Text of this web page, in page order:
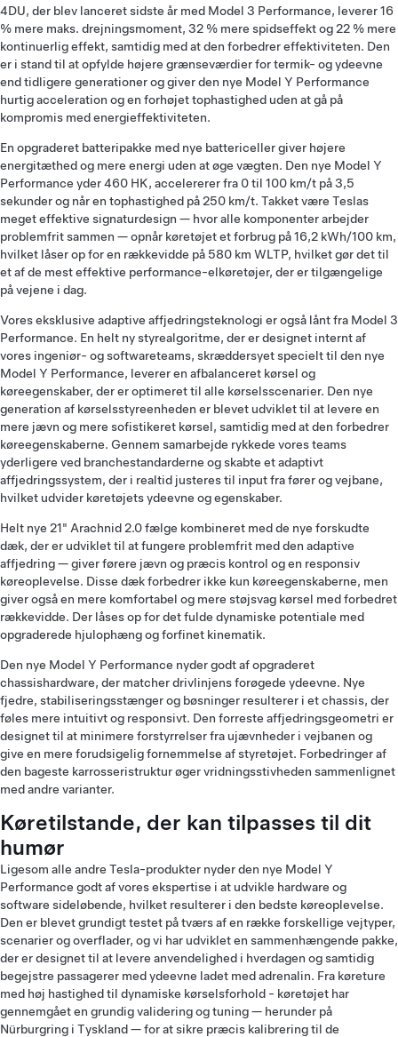
4DU, der blev lanceret sidste år med Model 3 Performance, leverer 16
% mere maks. drejningsmoment, 32 % mere spidseffekt og 22 % mere
kontinuerlig effekt, samtidig med at den forbedrer effektiviteten. Den
er i stand til at opfylde højere grænseværdier for termik- og ydeevne
end tidligere generationer og giver den nye Model Y Performance
hurtig acceleration og en forhøjet tophastighed uden at gå på
kompromis med energieffektiviteten.
En opgraderet batteripakke med nye battericeller giver højere
energitæthed og mere energi uden at øge vægten. Den nye Model Y
Performance yder 460 HK, accelererer fra 0 til 100 km/t på 3,5
sekunder og når en tophastighed på 250 km/t. Takket være Teslas
meget effektive signaturdesign — hvor alle komponenter arbejder
problemfrit sammen — opnår køretøjet et forbrug på 16,2 kWh/100 km,
hvilket låser op for en rækkevidde på 580 km WLTP, hvilket gør det til
et af de mest effektive performance-elkøretøjer, der er tilgængelige
på vejene i dag.
Vores eksklusive adaptive affjedringsteknologi er også lånt fra Model 3
Performance. En helt ny styrealgoritme, der er designet internt af
vores ingeniør- og softwareteams, skræddersyet specielt til den nye
Model Y Performance, leverer en afbalanceret kørsel og
køreegenskaber, der er optimeret til alle kørselsscenarier. Den nye
generation af kørselsstyreenheden er blevet udviklet til at levere en
mere jævn og mere sofistikeret kørsel, samtidig med at den forbedrer
køreegenskaberne. Gennem samarbejde rykkede vores teams
yderligere ved branchestandarderne og skabte et adaptivt
affjedringssystem, der i realtid justeres til input fra fører og vejbane,
hvilket udvider køretøjets ydeevne og egenskaber.
Helt nye 21" Arachnid 2.0 fælge kombineret med de nye forskudte
dæk, der er udviklet til at fungere problemfrit med den adaptive
affjedring — giver førere jævn og præcis kontrol og en responsiv
køreoplevelse. Disse dæk forbedrer ikke kun køreegenskaberne, men
giver også en mere komfortabel og mere støjsvag kørsel med forbedret
rækkevidde. Der låses op for det fulde dynamiske potentiale med
opgraderede hjulophæng og forfinet kinematik.
Den nye Model Y Performance nyder godt af opgraderet
chassishardware, der matcher drivlinjens forøgede ydeevne. Nye
fjedre, stabiliseringsstænger og bøsninger resulterer i et chassis, der
føles mere intuitivt og responsivt. Den forreste affjedringsgeometri er
designet til at minimere forstyrrelser fra ujævnheder i vejbanen og
give en mere forudsigelig fornemmelse af styretøjet. Forbedringer af
den bageste karrosseristruktur øger vridningsstivheden sammenlignet
med andre varianter.
Køretilstande, der kan tilpasses til dit
humør
Ligesom alle andre Tesla-produkter nyder den nye Model Y
Performance godt af vores ekspertise i at udvikle hardware og
software sideløbende, hvilket resulterer i den bedste køreoplevelse.
Den er blevet grundigt testet på tværs af en række forskellige vejtyper,
scenarier og overflader, og vi har udviklet en sammenhængende pakke,
der er designet til at levere anvendelighed i hverdagen og samtidig
begejstre passagerer med ydeevne ladet med adrenalin. Fra køreture
med høj hastighed til dynamiske kørselsforhold - køretøjet har
gennemgået en grundig validering og tuning — herunder på
Nürburgring i Tyskland — for at sikre præcis kalibrering til de